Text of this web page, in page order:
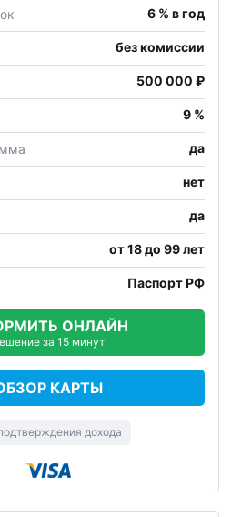
6 % в год
без комиссии
500 000 ₽
9 %
да
нет
да
от 18 до 99 лет
Паспорт РФ
ОНЛАЙН
за 15 минут
КАРТЫ
дохода